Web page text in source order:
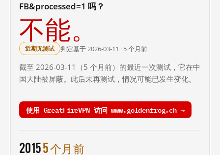
FB&processed=1 吗？
不能。
近期无测试 判定基于 2026-03-11 · 5 个月前
截至 2026-03-11（5 个月前）的最近一次测试，它在中
国大陆被屏蔽。此后未再测试，情况可能已发生变化。
使用 GreatFireVPN 访问 www.goldenfrog.ch →
20155 个月前